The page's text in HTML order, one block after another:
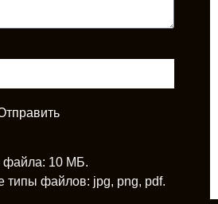
файла: 10 МБ.
типы файлов: jpg, png, pdf.